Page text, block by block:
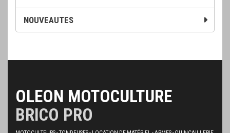
NOUVEAUTES
OLEON MOTOCULTURE
BRICO PRO